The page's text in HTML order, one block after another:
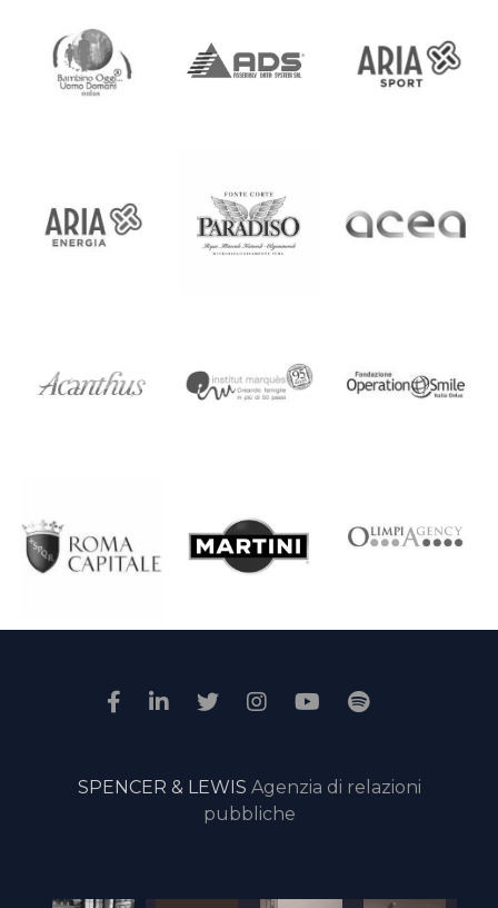
SPENCER & LEWIS Agenzia di relazioni
pubbliche